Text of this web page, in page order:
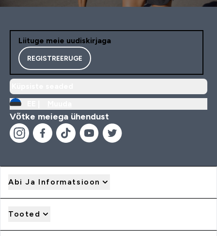
Liituge meie uudiskirjaga
REGISTREERUGE
Võtke meiega ühendust
Abi Ja Informatsioon
Tooted